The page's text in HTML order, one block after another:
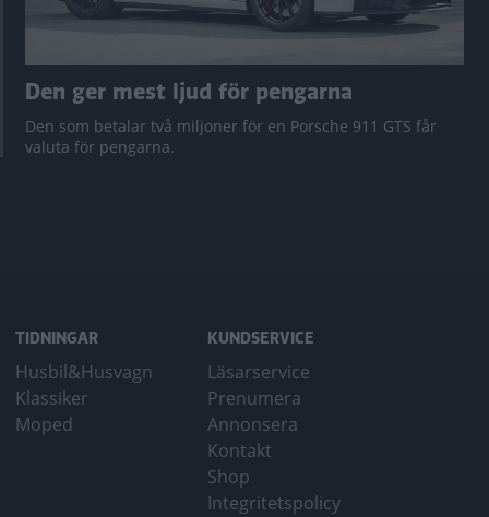
Den ger mest ljud för pengarna
Den som betalar två miljoner för en Porsche 911 GTS får
valuta för pengarna.
TIDNINGAR
Husbil&Husvagn
Klassiker
Moped
KUNDSERVICE
Läsarservice
Prenumera
Annonsera
Kontakt
Shop
Integritetspolicy